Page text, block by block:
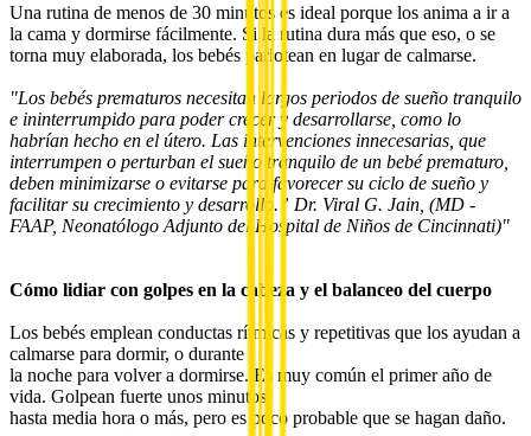
Una rutina de menos de 30 minutos es ideal porque los anima a ir a
la cama y dormirse fácilmente. Si la rutina dura más que eso, o se
torna muy elaborada, los bebés parlotean en lugar de calmarse.
"Los bebés prematuros necesitan largos periodos de sueño tranquilo
e ininterrumpido para poder crecer y desarrollarse, como lo
habrían hecho en el útero. Las intervenciones innecesarias, que
interrumpen o perturban el sueño tranquilo de un bebé prematuro,
deben minimizarse o evitarse para favorecer su ciclo de sueño y
facilitar su crecimiento y desarrollo.” Dr. Viral G. Jain, (MD -
FAAP, Neonatólogo Adjunto del Hospital de Niños de Cincinnati)"
Cómo lidiar con golpes en la cabeza y el balanceo del cuerpo
Los bebés emplean conductas rítmicas y repetitivas que los ayudan a
calmarse para dormir, o durante
la noche para volver a dormirse. Es muy común el primer año de
vida. Golpean fuerte unos minutos,
hasta media hora o más, pero es poco probable que se hagan daño.